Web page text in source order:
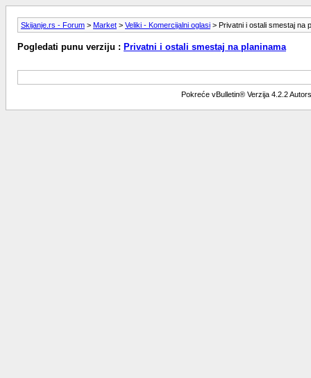
Skijanje.rs - Forum > Market > Veliki - Komercijalni oglasi > Privatni i ostali smestaj na
Pogledati punu verziju : Privatni i ostali smestaj na planinama
Pokreće vBulletin® Verzija 4.2.2